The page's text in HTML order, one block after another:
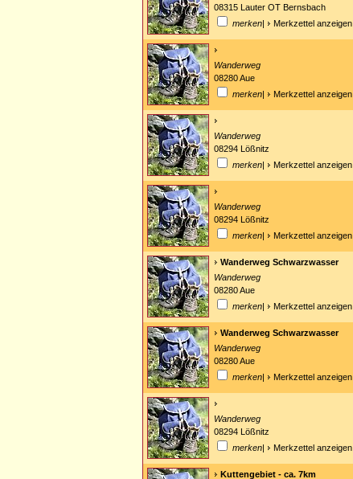
08315 Lauter OT Bernsbach
merken| Merkzettel anzeigen
Wanderweg
08280 Aue
merken| Merkzettel anzeigen
Wanderweg
08294 Lößnitz
merken| Merkzettel anzeigen
Wanderweg
08294 Lößnitz
merken| Merkzettel anzeigen
Wanderweg Schwarzwasser
Wanderweg
08280 Aue
merken| Merkzettel anzeigen
Wanderweg Schwarzwasser
Wanderweg
08280 Aue
merken| Merkzettel anzeigen
Wanderweg
08294 Lößnitz
merken| Merkzettel anzeigen
Kuttengebiet - ca. 7km